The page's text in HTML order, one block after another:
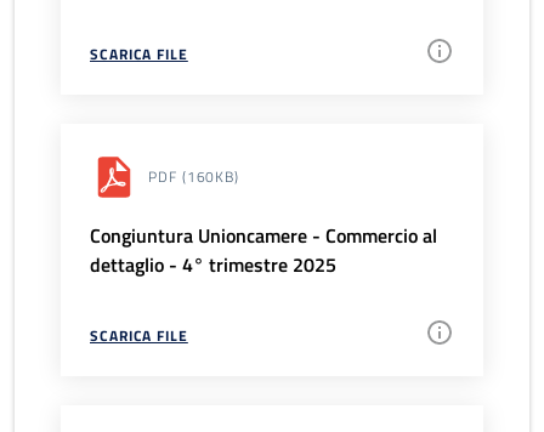
SCARICA FILE
PDF (160KB)
Congiuntura Unioncamere - Commercio al
dettaglio - 4° trimestre 2025
SCARICA FILE